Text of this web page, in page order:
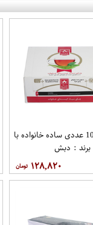
چای 100 عددی ساده خانواده با
: دبش
۱۲۸,۸۲۰